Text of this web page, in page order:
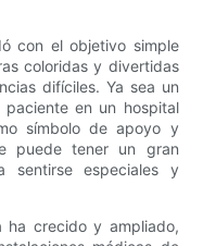
con el objetivo simple
coloridas y divertidas
difíciles. Ya sea un
en un hospital
símbolo de apoyo y
puede tener un gran
sentirse especiales y
ha crecido y ampliado,